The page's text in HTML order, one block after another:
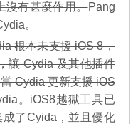
沒有甚麼作用。Pang
。
根本未支援 iOS 8，
讓 Cydia 及其他插件
Cydia 更新支援 iOS
。iOS8越獄工具已
了Cyida，並且優化